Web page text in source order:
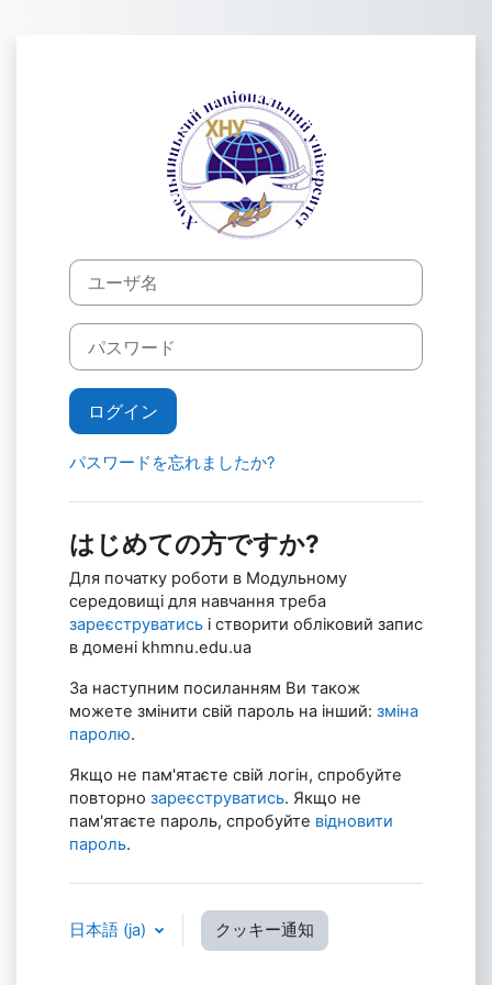
Модульне
ユーザ名
パスワード
ログイン
パスワードを忘れましたか?
はじめての方ですか?
Для початку роботи в Модульному
середовищі для навчання треба
зареєструватись і створити обліковий запис
в домені khmnu.edu.ua
За наступним посиланням Ви також
можете змінити свій пароль на інший: зміна
паролю.
Якщо не пам'ятаєте свій логін, спробуйте
повторно зареєструватись. Якщо не
пам'ятаєте пароль, спробуйте відновити
пароль.
日本語 ‎(ja)‎ クッキー通知